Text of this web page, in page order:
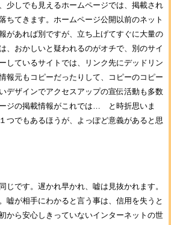
少しでも見えるホームページでは、掲載され
ちてきます。ホームページ公開以前のネット
があれば別ですが、立ち上げてすぐに大量の
、おかしいと疑われるのがオチで、別のサイ
しているサイトでは、リンク先にデッドリン
報元もコピーだったりして、コピーのコピー
デザインでアクセスアップの宣伝活動も多数
ジの掲載情報がこれでは… と時折思いま
つでもあるほうが、よっぽど意義があると思
じです。遅かれ早かれ、嘘は見抜かれます。
嘘が相手にわかると言う事は、信用を失うと
から安心しきっていないインターネットの世